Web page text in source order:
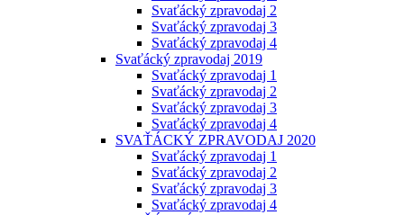
Svaťácký zpravodaj 2
Svaťácký zpravodaj 3
Svaťácký zpravodaj 4
Svaťácký zpravodaj 2019
Svaťácký zpravodaj 1
Svaťácký zpravodaj 2
Svaťácký zpravodaj 3
Svaťácký zpravodaj 4
SVAŤÁCKÝ ZPRAVODAJ 2020
Svaťácký zpravodaj 1
Svaťácký zpravodaj 2
Svaťácký zpravodaj 3
Svaťácký zpravodaj 4